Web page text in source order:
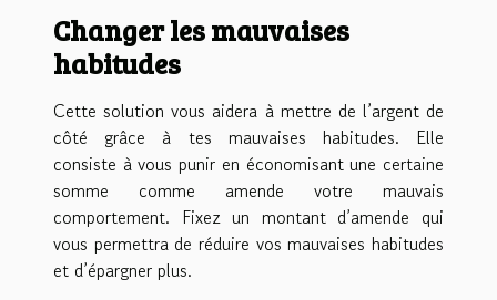
Changer les mauvaises
habitudes
Cette solution vous aidera à mettre de l’argent de
côté grâce à tes mauvaises habitudes. Elle
consiste à vous punir en économisant une certaine
somme comme amende votre mauvais
comportement. Fixez un montant d’amende qui
vous permettra de réduire vos mauvaises habitudes
et d’épargner plus.